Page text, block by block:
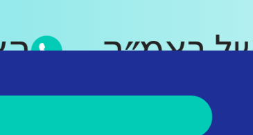
של ראמ״ה